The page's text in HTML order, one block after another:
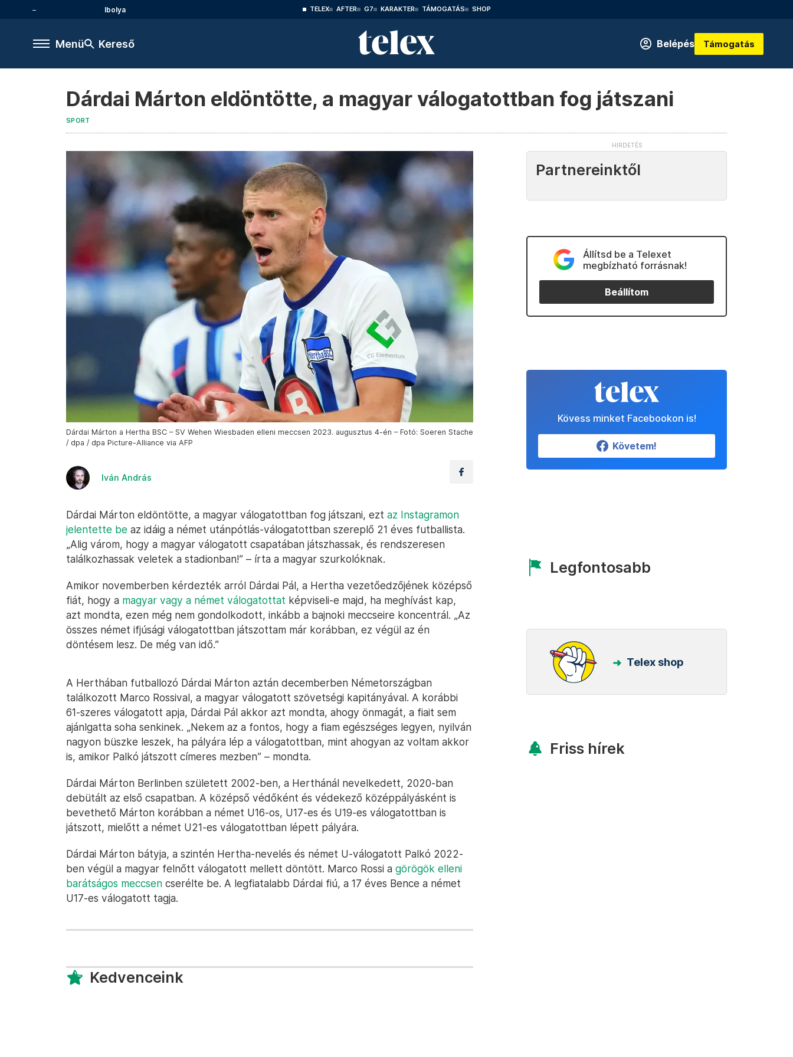
Ibolya TELEX AFTER G7 KARAKTER TÁMOGATÁS SHOP
Menü Kereső Belépés Támogatás
Dárdai Márton eldöntötte, a magyar válogatottban fog játszani
SPORT
Dárdai Márton a Hertha BSC – SV Wehen Wiesbaden elleni meccsen 2023. augusztus 4-én – Fotó: Soeren Stache
/ dpa / dpa Picture-Alliance via AFP
Iván András
Dárdai Márton eldöntötte, a magyar válogatottban fog játszani, ezt az Instagramon
jelentette be az idáig a német utánpótlás-válogatottban szereplő 21 éves futballista.
„Alig várom, hogy a magyar válogatott csapatában játszhassak, és rendszeresen
találkozhassak veletek a stadionban!” – írta a magyar szurkolóknak.
Amikor novemberben kérdezték arról Dárdai Pál, a Hertha vezetőedzőjének középső
fiát, hogy a magyar vagy a német válogatottat képviseli-e majd, ha meghívást kap,
azt mondta, ezen még nem gondolkodott, inkább a bajnoki meccseire koncentrál. „Az
összes német ifjúsági válogatottban játszottam már korábban, ez végül az én
döntésem lesz. De még van idő.”
A Herthában futballozó Dárdai Márton aztán decemberben Németországban
találkozott Marco Rossival, a magyar válogatott szövetségi kapitányával. A korábbi
61-szeres válogatott apja, Dárdai Pál akkor azt mondta, ahogy önmagát, a fiait sem
ajánlgatta soha senkinek. „Nekem az a fontos, hogy a fiam egészséges legyen, nyilván
nagyon büszke leszek, ha pályára lép a válogatottban, mint ahogyan az voltam akkor
is, amikor Palkó játszott címeres mezben” – mondta.
Dárdai Márton Berlinben született 2002-ben, a Herthánál nevelkedett, 2020-ban
debütált az első csapatban. A középső védőként és védekező középpályásként is
bevethető Márton korábban a német U16-os, U17-es és U19-es válogatottban is
játszott, mielőtt a német U21-es válogatottban lépett pályára.
Dárdai Márton bátyja, a szintén Hertha-nevelés és német U-válogatott Palkó 2022-
ben végül a magyar felnőtt válogatott mellett döntött. Marco Rossi a görögök elleni
barátságos meccsen cserélte be. A legfiatalabb Dárdai fiú, a 17 éves Bence a német
U17-es válogatott tagja.
Kedvenceink
Partnereinktől
Állítsd be a Telexet
megbízható forrásnak!
Beállítom
Kövess minket Facebookon is!
Követem!
Legfontosabb
Telex shop
Friss hírek